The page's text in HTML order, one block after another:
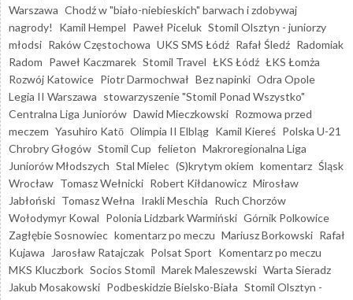
Warszawa Chodź w "biało-niebieskich" barwach i zdobywaj
nagrody!
Kamil Hempel Paweł Piceluk Stomil Olsztyn - juniorzy
młodsi Raków Częstochowa UKS SMS Łódź Rafał Śledź Radomiak
Radom Paweł Kaczmarek Stomil Travel ŁKS Łódź ŁKS Łomża
Rozwój Katowice Piotr Darmochwał Bez napinki Odra Opole
Legia II Warszawa stowarzyszenie "Stomil Ponad Wszystko"
Centralna Liga Juniorów Dawid Mieczkowski Rozmowa przed
meczem Yasuhiro Katō Olimpia II Elbląg Kamil Kiereś Polska U-21
Chrobry Głogów Stomil Cup felieton Makroregionalna Liga
Juniorów Młodszych Stal Mielec (S)krytym okiem komentarz Śląsk
Wrocław Tomasz Wełnicki Robert Kiłdanowicz Mirosław
Jabłoński Tomasz Wełna Irakli Meschia Ruch Chorzów
Wołodymyr Kowal Polonia Lidzbark Warmiński Górnik Polkowice
Zagłębie Sosnowiec komentarz po meczu Mariusz Borkowski Rafał
Kujawa
Jarosław Ratajczak Polsat Sport Komentarz po meczu
MKS Kluczbork Socios Stomil Marek Maleszewski Warta Sieradz
Jakub Mosakowski Podbeskidzie Bielsko-Biała Stomil Olsztyn -